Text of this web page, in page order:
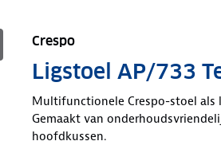
Crespo
Ligstoel AP/733
Multifunctionele Crespo-stoel als
Gemaakt van
hoofdkussen.